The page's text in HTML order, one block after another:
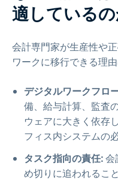
適している
会計専門家が生産性や
ワークに移行できる理
デジタルワークフロ
備、給与計算、監査
ウェアに大きく依存
フィス内システムの
タスク指向の責任:会
め切りに追われるこ